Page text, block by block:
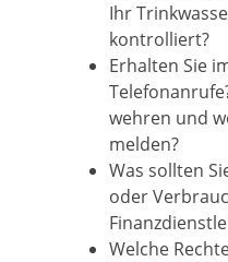
Ihr
kontrolliert?
Erhalten Sie
wehren und
melden?
Was sollten
oder
Welche